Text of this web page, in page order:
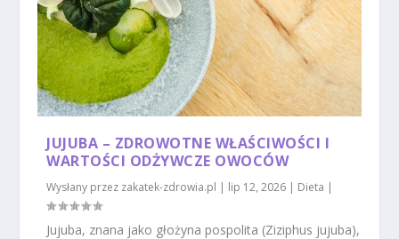
JUJUBA – ZDROWOTNE WŁAŚCIWOŚCI I
WARTOŚCI ODŻYWCZE OWOCÓW
Wysłany przez zakatek-zdrowia.pl | lip 12, 2026 | Dieta |
Jujuba, znana jako głożyna pospolita (Ziziphus jujuba),